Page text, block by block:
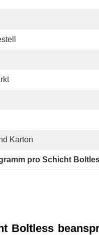
Karton
pro Schicht
Boltless